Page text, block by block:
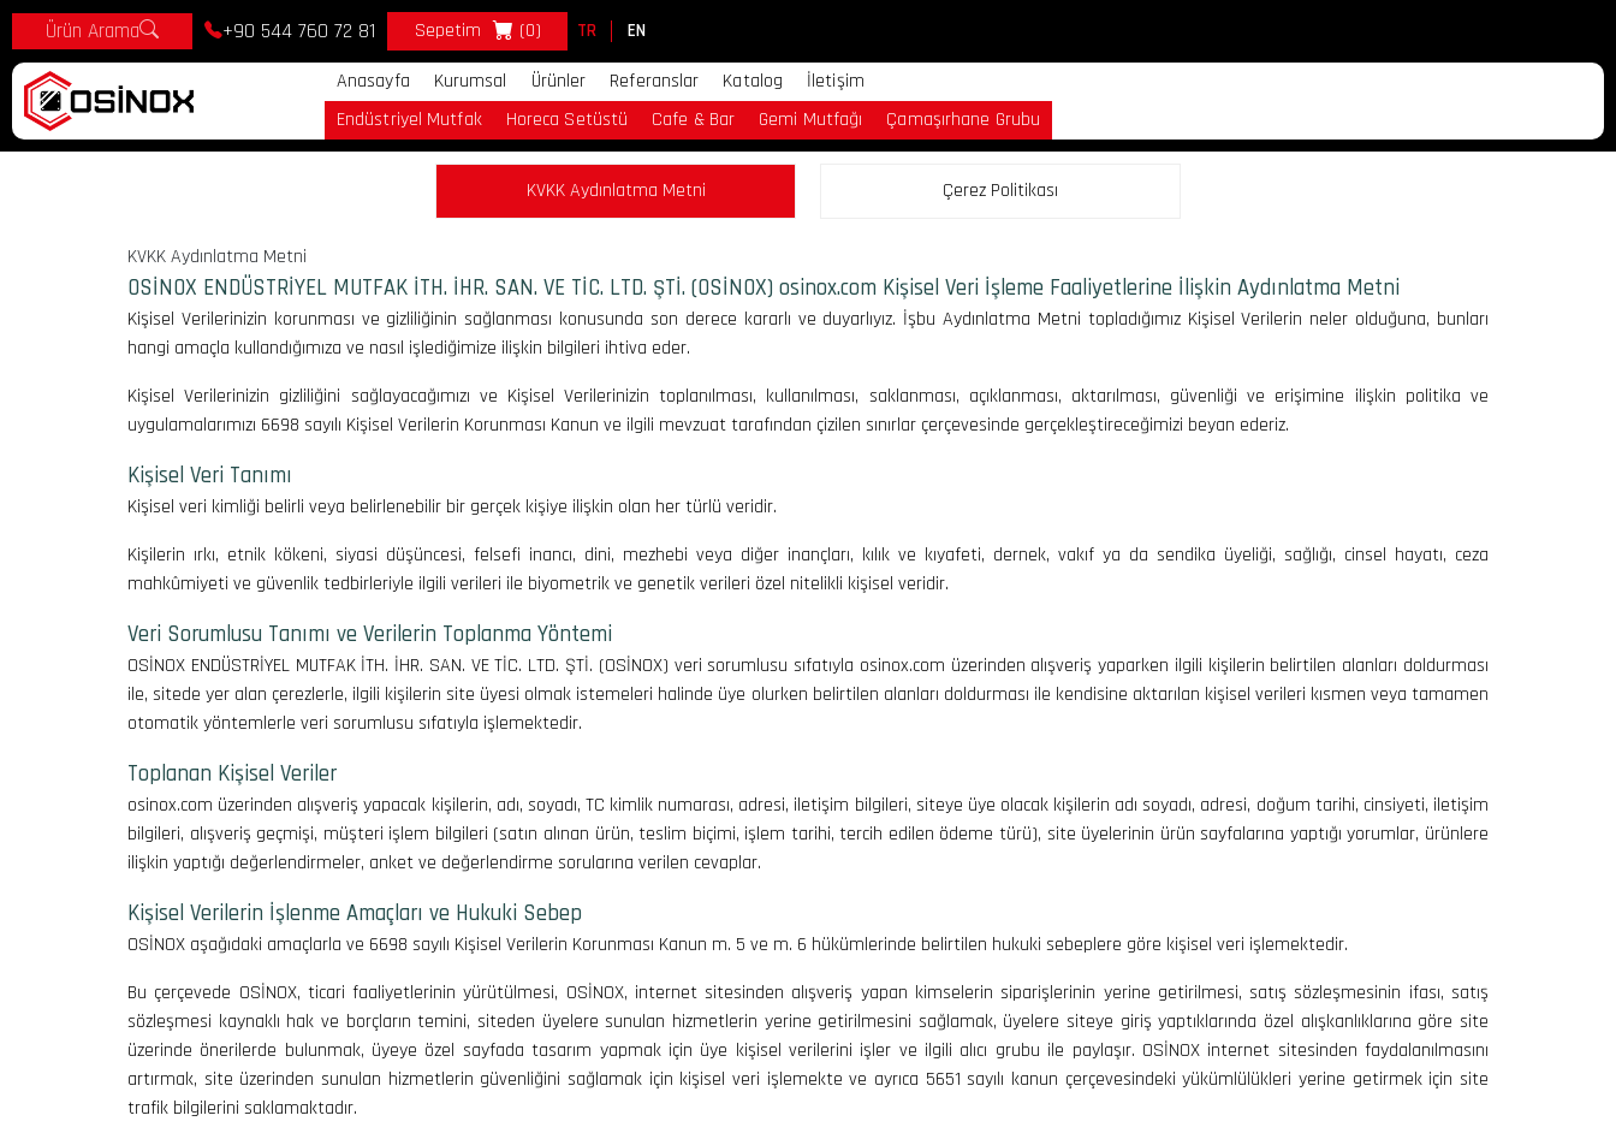
Ürün Arama +90 544 760 72 81 Sepetim (0) TR EN
Anasayfa Kurumsal Ürünler Referanslar Katalog
İletişim
Endüstriyel Mutfak
Horeca Setüstü Cafe & Bar Gemi Mutfağı Çamaşırhane Grubu
KVKK Aydınlatma Metni Çerez Politikası
KVKK Aydınlatma Metni
OSİNOX ENDÜSTRİYEL MUTFAK İTH. İHR. SAN. VE TİC. LTD. ŞTİ. (OSİNOX) osinox.com Kişisel Veri İşleme Faaliyetlerine İlişkin Aydınlatma Metni
Kişisel Verilerinizin korunması ve gizliliğinin sağlanması konusunda son derece kararlı ve duyarlıyız. İşbu Aydınlatma Metni topladığımız Kişisel Verilerin neler olduğuna, bunları
hangi amaçla kullandığımıza ve nasıl işlediğimize ilişkin bilgileri ihtiva eder.
Kişisel Verilerinizin gizliliğini sağlayacağımızı ve Kişisel Verilerinizin toplanılması, kullanılması, saklanması, açıklanması, aktarılması, güvenliği ve erişimine ilişkin politika ve
uygulamalarımızı 6698 sayılı Kişisel Verilerin Korunması Kanun ve ilgili mevzuat tarafından çizilen sınırlar çerçevesinde gerçekleştireceğimizi beyan ederiz.
Kişisel Veri Tanımı
Kişisel veri kimliği belirli veya belirlenebilir bir gerçek kişiye ilişkin olan her türlü veridir.
Kişilerin ırkı, etnik kökeni, siyasi düşüncesi, felsefi inancı, dini, mezhebi veya diğer inançları, kılık ve kıyafeti, dernek, vakıf ya da sendika üyeliği, sağlığı, cinsel hayatı, ceza
mahkûmiyeti ve güvenlik tedbirleriyle ilgili verileri ile biyometrik ve genetik verileri özel nitelikli kişisel veridir.
Veri Sorumlusu Tanımı ve Verilerin Toplanma Yöntemi
OSİNOX ENDÜSTRİYEL MUTFAK İTH. İHR. SAN. VE TİC. LTD. ŞTİ. (OSİNOX) veri sorumlusu sıfatıyla osinox.com üzerinden alışveriş yaparken ilgili kişilerin belirtilen alanları doldurması
ile, sitede yer alan çerezlerle, ilgili kişilerin site üyesi olmak istemeleri halinde üye olurken belirtilen alanları doldurması ile kendisine aktarılan kişisel verileri kısmen veya tamamen
otomatik yöntemlerle veri sorumlusu sıfatıyla işlemektedir.
Toplanan Kişisel Veriler
osinox.com üzerinden alışveriş yapacak kişilerin, adı, soyadı, TC kimlik numarası, adresi, iletişim bilgileri, siteye üye olacak kişilerin adı soyadı, adresi, doğum tarihi, cinsiyeti, iletişim
bilgileri, alışveriş geçmişi, müşteri işlem bilgileri (satın alınan ürün, teslim biçimi, işlem tarihi, tercih edilen ödeme türü), site üyelerinin ürün sayfalarına yaptığı yorumlar, ürünlere
ilişkin yaptığı değerlendirmeler, anket ve değerlendirme sorularına verilen cevaplar.
Kişisel Verilerin İşlenme Amaçları ve Hukuki Sebep
OSİNOX aşağıdaki amaçlarla ve 6698 sayılı Kişisel Verilerin Korunması Kanun m. 5 ve m. 6 hükümlerinde belirtilen hukuki sebeplere göre kişisel veri işlemektedir.
Bu çerçevede OSİNOX, ticari faaliyetlerinin yürütülmesi, OSİNOX, internet sitesinden alışveriş yapan kimselerin siparişlerinin yerine getirilmesi, satış sözleşmesinin ifası, satış
sözleşmesi kaynaklı hak ve borçların temini, siteden üyelere sunulan hizmetlerin yerine getirilmesini sağlamak, üyelere siteye giriş yaptıklarında özel alışkanlıklarına göre site
üzerinde önerilerde bulunmak, üyeye özel sayfada tasarım yapmak için üye kişisel verilerini işler ve ilgili alıcı grubu ile paylaşır. OSİNOX internet sitesinden faydalanılmasını
artırmak, site üzerinden sunulan hizmetlerin güvenliğini sağlamak için kişisel veri işlemekte ve ayrıca 5651 sayılı kanun çerçevesindeki yükümlülükleri yerine getirmek için site
trafik bilgilerini saklamaktadır.